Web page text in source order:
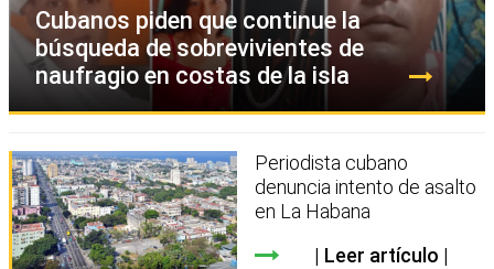
Cubanos piden que continue la
búsqueda de sobrevivientes de
naufragio en costas de la isla
Periodista cubano
denuncia intento de asalto
en La Habana
Leer artículo